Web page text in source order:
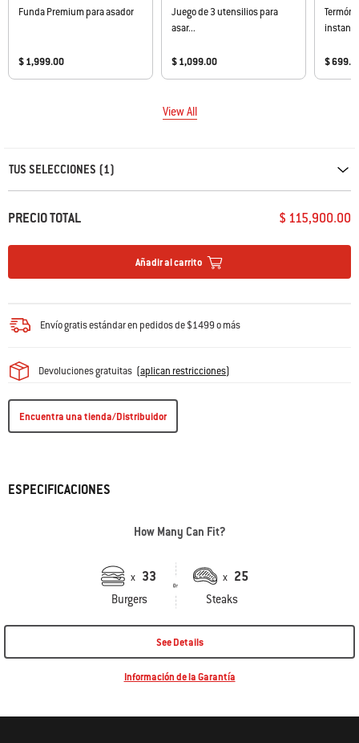
Funda Premium para asador
$ 1,999.00
Juego de 3 utensilios para
asar...
$ 1,099.00 $
View All
TUS SELECCIONES (1)
PRECIO TOTAL $ 115,900.00
Añadir al carrito
Envío gratis estándar en pedidos de $1499 o más
Devoluciones gratuitas (aplican restricciones)
Encuentra una tienda/Distribuidor
ESPECIFICACIONES
How Many Can Fit?
x 33
Burgers
x 25
Steaks
See Details
Información de la Garantía